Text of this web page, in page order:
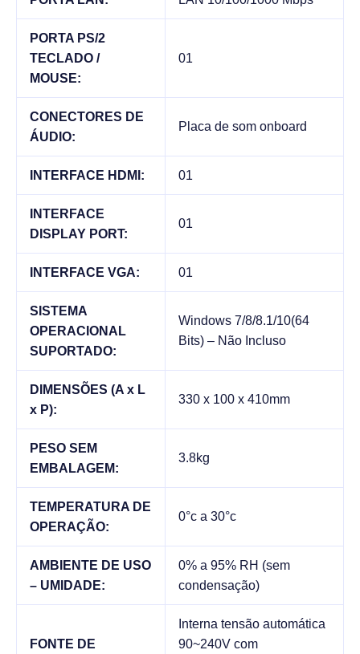
PORTA PS/2
TECLADO /
MOUSE:
01
CONECTORES DE
ÁUDIO:
Placa de som onboard
INTERFACE HDMI: 01
INTERFACE
DISPLAY PORT:
01
INTERFACE VGA: 01
SISTEMA
OPERACIONAL
SUPORTADO:
Windows 7/8/8.1/10(64
Bits) – Não Incluso
DIMENSÕES (A x L
x P):
330 x 100 x 410mm
PESO SEM
EMBALAGEM:
3.8kg
TEMPERATURA DE
OPERAÇÃO:
0°c a 30°c
AMBIENTE DE USO
– UMIDADE:
0% a 95% RH (sem
condensação)
FONTE DE
Interna tensão automática
90~240V com